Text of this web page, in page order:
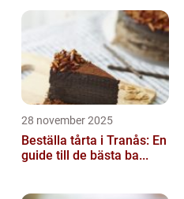
28 november 2025
Beställa tårta i Tranås: En
guide till de bästa ba...